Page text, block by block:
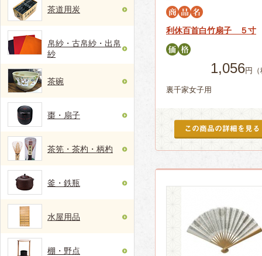
茶道用炭
帛紗・古帛紗・出帛
紗
茶碗
棗・扇子
茶筅・茶杓・柄杓
釜・鉄瓶
水屋用品
棚・野点
利休百首白竹扇子 ５寸
1,056円
裏千家女子用